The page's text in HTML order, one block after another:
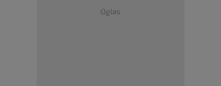
Oglas